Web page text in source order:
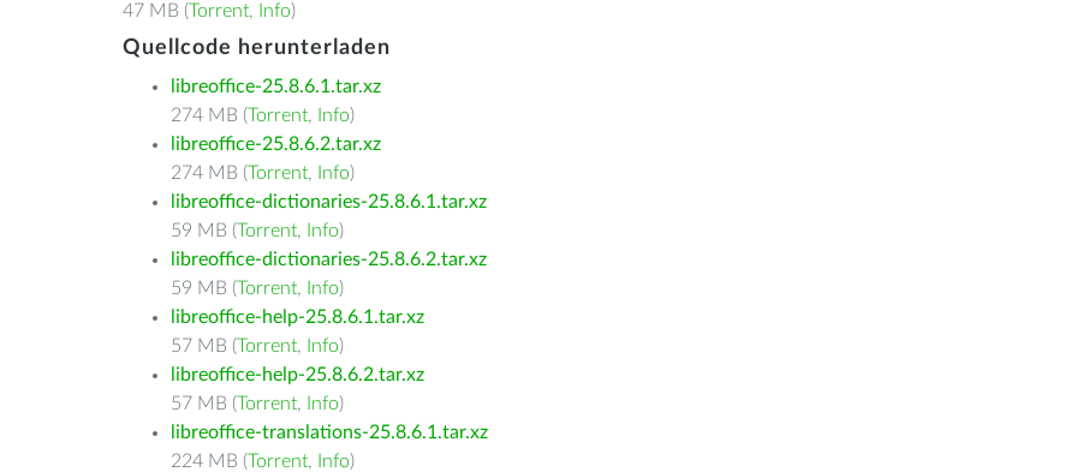
47 MB (Torrent, Info)
Quellcode herunterladen
libreoffice-25.8.6.1.tar.xz
274 MB (Torrent, Info)
libreoffice-25.8.6.2.tar.xz
274 MB (Torrent, Info)
libreoffice-dictionaries-25.8.6.1.tar.xz
59 MB (Torrent, Info)
libreoffice-dictionaries-25.8.6.2.tar.xz
59 MB (Torrent, Info)
libreoffice-help-25.8.6.1.tar.xz
57 MB (Torrent, Info)
libreoffice-help-25.8.6.2.tar.xz
57 MB (Torrent, Info)
libreoffice-translations-25.8.6.1.tar.xz
224 MB (Torrent, Info)